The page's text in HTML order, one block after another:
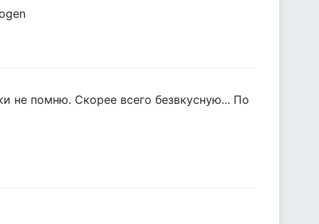
не помню. Скорее всего безвкусную... По